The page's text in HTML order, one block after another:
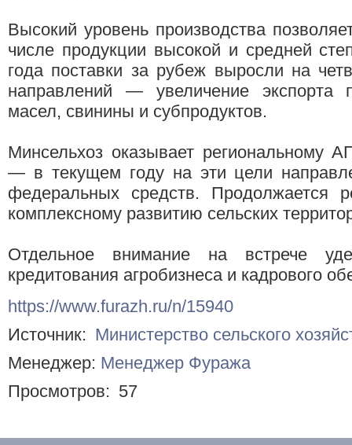
Высокий уровень производства
числе продукции высокой и средней
года поставки за рубеж выросли на
направлений — увеличение экспорта
масел, свинины и субпродуктов.
Минсельхоз оказывает региональному
— в текущем году на эти цели
федеральных средств. Продолжается
комплексному развитию сельских
Отдельное внимание на встрече
кредитования агробизнеса и кадрового
https://www.furazh.ru/n/15940
Источник: Министерство сельского
Менеджер: Менеджер Фуража
Просмотров: 57